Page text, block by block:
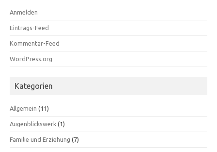
Anmelden
Eintrags-Feed
Kommentar-Feed
WordPress.org
Kategorien
Allgemein (11)
Augenblickswerk (1)
Familie und Erziehung (7)